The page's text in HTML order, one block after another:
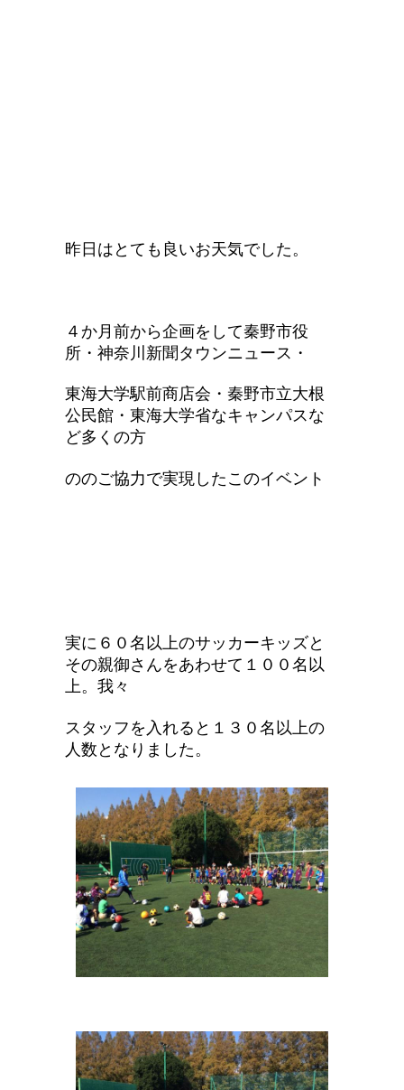
昨日はとても良いお天気でした。
４か月前から企画をして秦野市役
所・神奈川新聞タウンニュース・
東海大学駅前商店会・秦野市立大根
公民館・東海大学省なキャンパスな
ど多くの方
ののご協力で実現したこのイベント
実に６０名以上のサッカーキッズと
その親御さんをあわせて１００名以
上。我々
スタッフを入れると１３０名以上の
人数となりました。